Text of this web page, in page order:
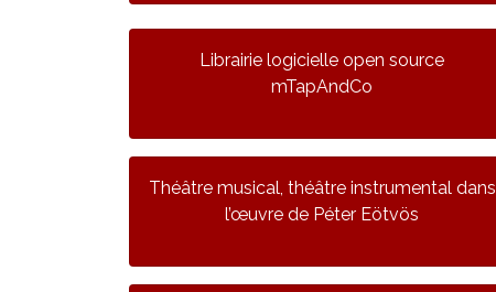
Librairie logicielle open source
mTapAndCo
Théâtre musical, théâtre instrumental dans
l’œuvre de Péter Eötvös